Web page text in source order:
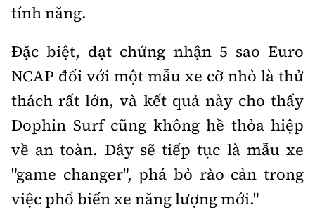
tính năng.
Đặc biệt, đạt chứng nhận 5 sao Euro
NCAP đối với một mẫu xe cỡ nhỏ là thử
thách rất lớn, và kết quả này cho thấy
Dophin Surf cũng không hề thỏa hiệp
về an toàn. Đây sẽ tiếp tục là mẫu xe
"game changer", phá bỏ rào cản trong
việc phổ biến xe năng lượng mới."